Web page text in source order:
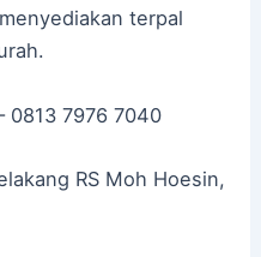
terpal
0813 7976 7040
RS Moh Hoesin,